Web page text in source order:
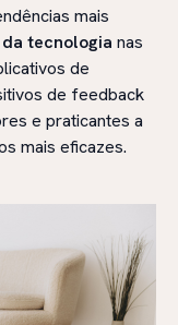
mais
tecnologia nas
de
de feedback
e praticantes a
mais eficazes.